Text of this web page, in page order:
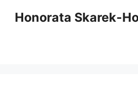
Honorata Skarek-